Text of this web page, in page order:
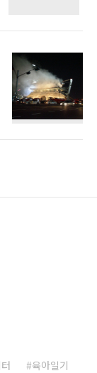
육아일기